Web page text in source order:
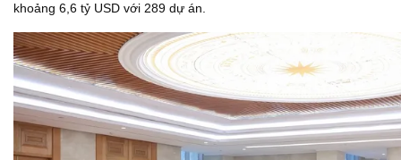
khoảng 6,6 tỷ USD với 289 dự án.